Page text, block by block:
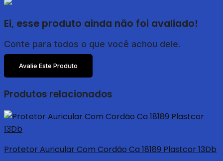
Ei, esse produto ainda não foi avaliado!
Conte para todos o que você achou dele.
Avalie Este Produto
Produtos relacionados
Protetor Auricular Com Cordão Ca 18189 Plastcor 13Db